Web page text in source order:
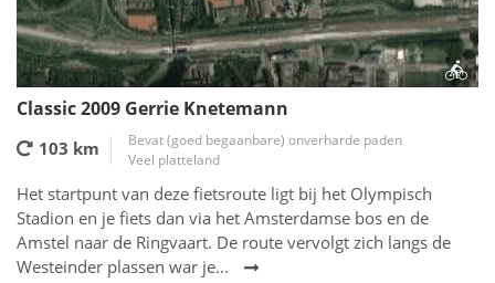
Classic 2009 Gerrie Knetemann
103 km
Bevat (goed begaanbare) onverharde paden
Veel platteland
Het startpunt van deze fietsroute ligt bij het Olympisch
Stadion en je fiets dan via het Amsterdamse bos en de
Amstel naar de Ringvaart. De route vervolgt zich langs de
Westeinder plassen war je...